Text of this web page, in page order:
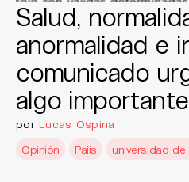
Salud,
anormalidad e
comunicado
algo importante
por Lucas Ospina
Opinión
Paiis universidad